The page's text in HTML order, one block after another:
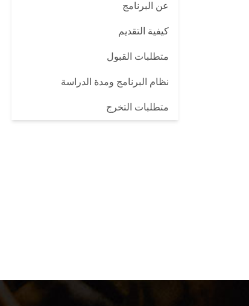
عن البرنامج
كيفية التقديم
متطلبات القبول
نظام البرنامج ومدة الدراسة
متطلبات التخرج